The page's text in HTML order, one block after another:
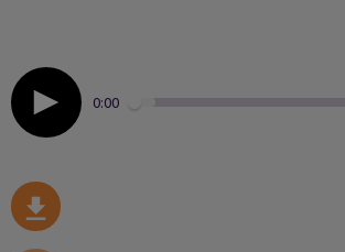
0:00